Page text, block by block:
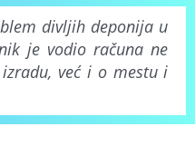
divljih deponija u
je vodio računa ne
već i o mestu i